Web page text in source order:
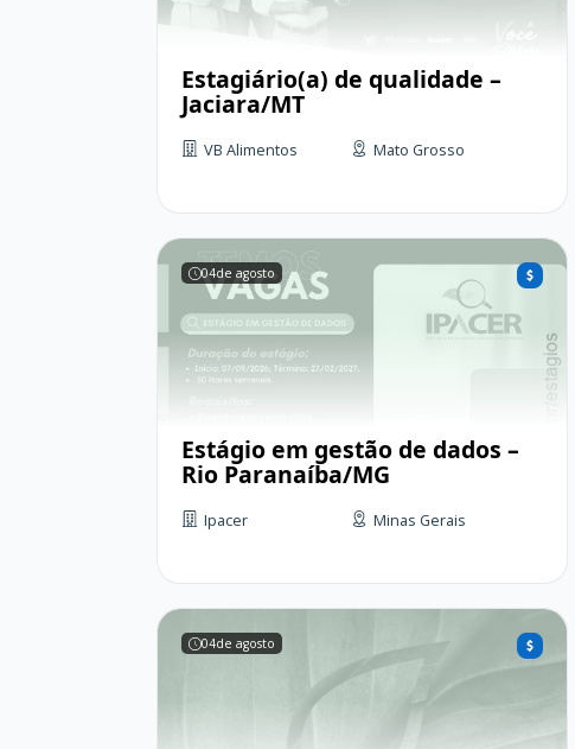
Estagiário(a) de qualidade –
Jaciara/MT
VB Alimentos Mato Grosso
04de agosto
Estágio em gestão de dados –
Rio Paranaíba/MG
Ipacer Minas Gerais
04de agosto